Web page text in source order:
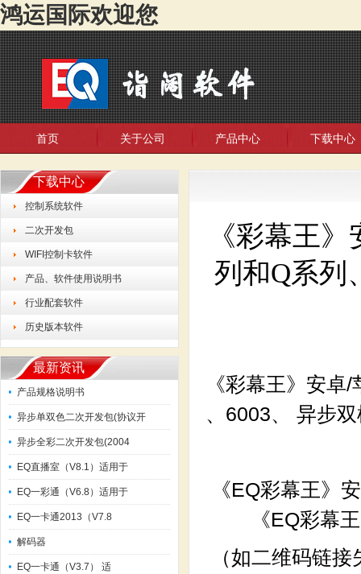
鸿运国际欢迎您
首页 关于公司 产品中心 下载中心
下载中心
控制系统软件
二次开发包
WIFI控制卡软件
产品、软件使用说明书
行业配套软件
历史版本软件
最新资讯
产品规格说明书
异步单双色二次开发包(协议开
异步全彩二次开发包(2004
EQ直播室（V8.1）适用于
EQ一彩通（V6.8）适用于
EQ一卡通2013（V7.8
解码器
EQ一卡通（V3.7） 适
《彩幕王
列和Q系列
《彩幕王》安
、6003、 异步
《EQ彩幕
《EQ彩幕
（如二维